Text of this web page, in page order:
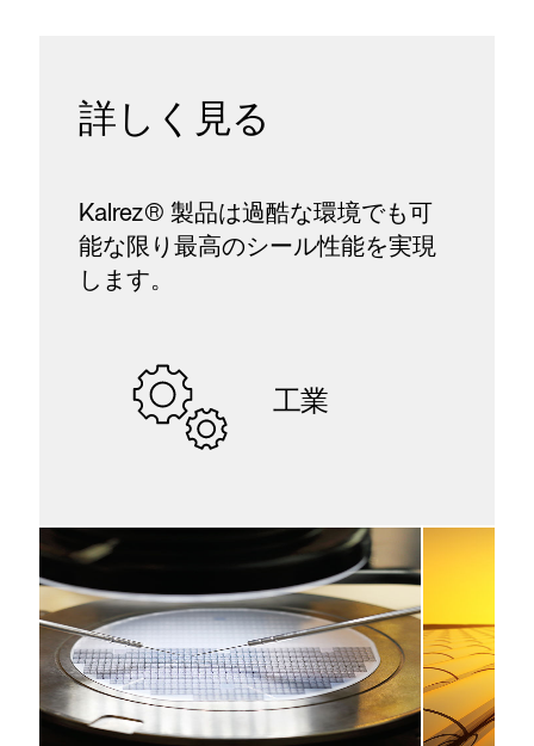
詳しく見る
Kalrez® 製品は過酷な環境でも可
能な限り最高のシール性能を実現
します。
工業